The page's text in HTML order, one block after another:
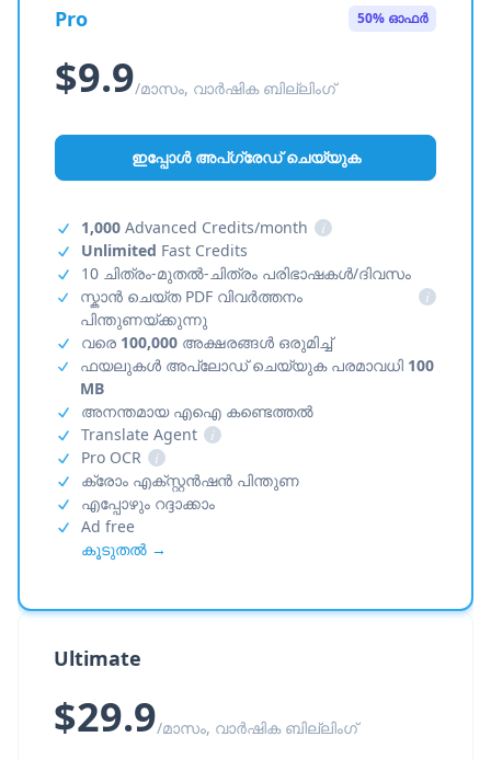
Pro 50% ഓഫർ
$9.9/മാസം, വാർഷിക ബില്ലിംഗ്
ഇപ്പോൾ അപ്‌ഗ്രേഡ് ചെയ്യുക
1,000 Advanced Credits/month
i
Unlimited Fast Credits
10 ചിത്രം-മുതൽ-ചിത്രം പരിഭാഷകൾ/ദിവസം
സ്കാൻ ചെയ്ത PDF വിവർത്തനം
പിന്തുണയ്ക്കുന്നു
i
വരെ 100,000 അക്ഷരങ്ങൾ ഒരുമിച്ച്
ഫയലുകൾ അപ്‌ലോഡ് ചെയ്യുക പരമാവധി 100
MB
അനന്തമായ എഐ കണ്ടെത്തൽ
Translate Agent
i
Pro OCR
i
ക്രോം എക്സ്റ്റൻഷൻ പിന്തുണ
എപ്പോഴും റദ്ദാക്കാം
Ad free
കൂടുതൽ →
Ultimate
$29.9/മാസം, വാർഷിക ബില്ലിംഗ്